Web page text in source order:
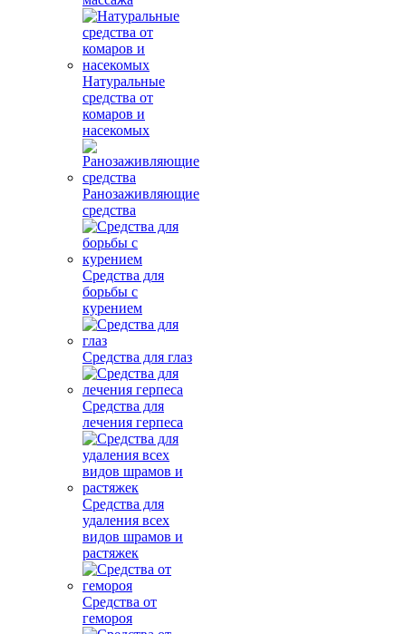
Натуральные
средства от
комаров и
насекомых
Ранозаживляющие
средства
Средства для
борьбы с
курением
Средства для глаз
Средства для
лечения герпеса
Средства для
удаления всех
видов шрамов и
растяжек
Средства от
гемороя